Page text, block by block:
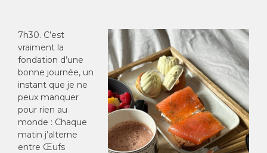
7h30. C’est
vraiment la
fondation d’une
bonne journée, un
instant que je ne
peux manquer
pour rien au
monde : Chaque
matin j’alterne
entre Œufs